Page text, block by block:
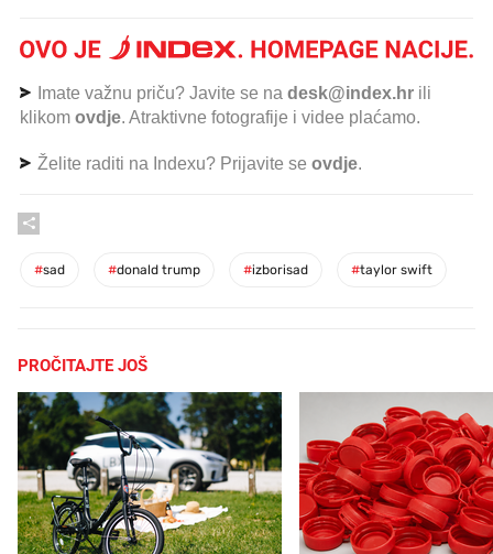
Imate važnu priču? Javite se na desk@index.hr ili
klikom ovdje. Atraktivne fotografije i videe plaćamo.
Želite raditi na Indexu? Prijavite se ovdje.
#sad #donald trump #izborisad #taylor swift
PROČITAJTE JOŠ